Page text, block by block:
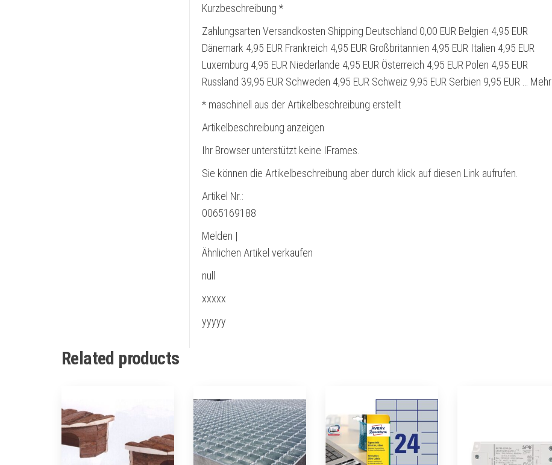
Kurzbeschreibung *
Zahlungsarten Versandkosten Shipping Deutschland 0,00 EUR Belgien 4,95 EUR
Dänemark 4,95 EUR Frankreich 4,95 EUR Großbritannien 4,95 EUR Italien 4,95 EUR
Luxemburg 4,95 EUR Niederlande 4,95 EUR Österreich 4,95 EUR Polen 4,95 EUR
Russland 39,95 EUR Schweden 4,95 EUR Schweiz 9,95 EUR Serbien 9,95 EUR … Mehr
* maschinell aus der Artikelbeschreibung erstellt
Artikelbeschreibung anzeigen
Ihr Browser unterstützt keine IFrames.
Sie können die Artikelbeschreibung aber durch klick auf diesen Link aufrufen.
Artikel Nr.:
0065169188
Melden |
Ähnlichen Artikel verkaufen
null
xxxxx
yyyyy
Related products